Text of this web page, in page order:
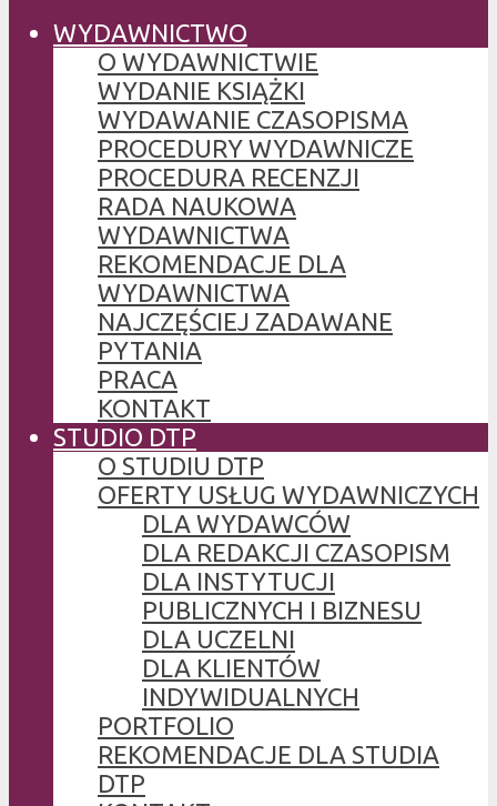
WYDAWNICTWO
O WYDAWNICTWIE
WYDANIE KSIĄŻKI
WYDAWANIE CZASOPISMA
PROCEDURY WYDAWNICZE
PROCEDURA RECENZJI
RADA NAUKOWA
WYDAWNICTWA
REKOMENDACJE DLA
WYDAWNICTWA
NAJCZĘŚCIEJ ZADAWANE
PYTANIA
PRACA
KONTAKT
STUDIO DTP
O STUDIU DTP
OFERTY USŁUG WYDAWNICZYCH
DLA WYDAWCÓW
DLA REDAKCJI CZASOPISM
DLA INSTYTUCJI
PUBLICZNYCH I BIZNESU
DLA UCZELNI
DLA KLIENTÓW
INDYWIDUALNYCH
PORTFOLIO
REKOMENDACJE DLA STUDIA
DTP